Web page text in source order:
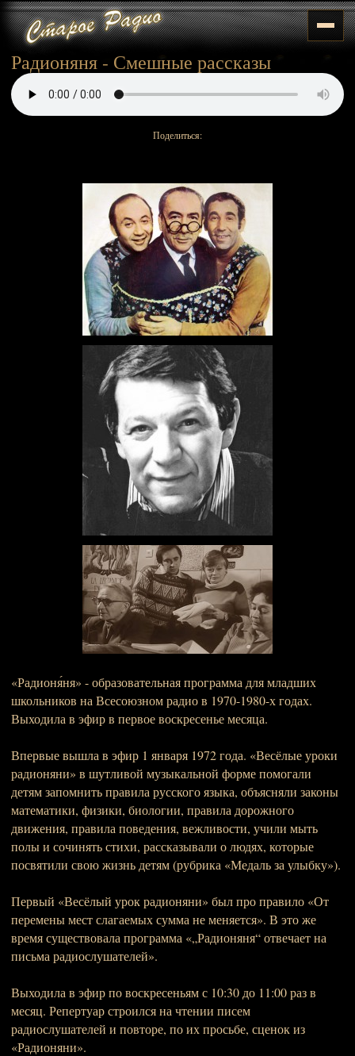
Радионяня - Смешные рассказы
Поделиться:
«Радионя́ня» - образовательная программа для младших
школьников на Всесоюзном радио в 1970-1980-х годах.
Выходила в эфир в первое воскресенье месяца.
Впервые вышла в эфир 1 января 1972 года. «Весёлые уроки
радионяни» в шутливой музыкальной форме помогали
детям запомнить правила русского языка, объясняли законы
математики, физики, биологии, правила дорожного
движения, правила поведения, вежливости, учили мыть
полы и сочинять стихи, рассказывали о людях, которые
посвятили свою жизнь детям (рубрика «Медаль за улыбку»).
Первый «Весёлый урок радионяни» был про правило «От
перемены мест слагаемых сумма не меняется». В это же
время существовала программа «„Радионяня“ отвечает на
письма радиослушателей».
Выходила в эфир по воскресеньям с 10:30 до 11:00 раз в
месяц. Репертуар строился на чтении писем
радиослушателей и повторе, по их просьбе, сценок из
«Радионяни».